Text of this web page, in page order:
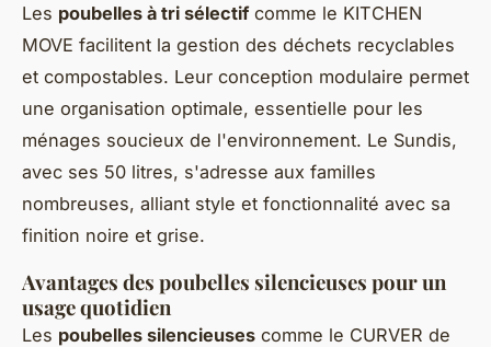
Les poubelles à tri sélectifcomme le KITCHEN
MOVE facilitent la gestion des déchets recyclables
et compostables. Leur conception modulaire permet
une organisation optimale, essentielle pour les
ménages soucieux de l'environnement. Le Sundis,
avec ses 50 litres, s'adresse aux familles
nombreuses, alliant style et fonctionnalité avec sa
finition noire et grise.
Avantages des poubelles silencieuses pour un
usage quotidien
Les poubelles silencieuses comme le CURVER de